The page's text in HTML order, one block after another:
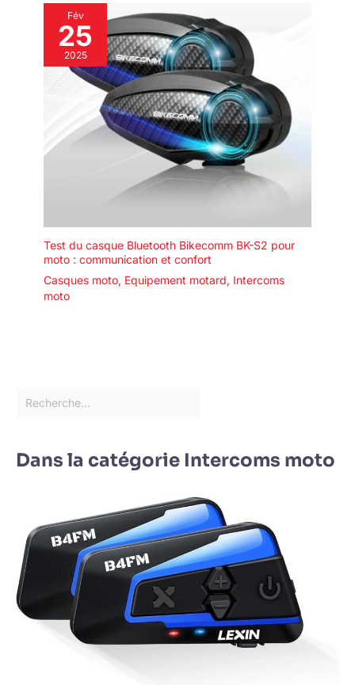
Fév
25
2025
Test du casque Bluetooth Bikecomm BK-S2 pour
moto : communication et confort
Casques moto, Equipement motard, Intercoms
moto
Dans la catégorie Intercoms moto